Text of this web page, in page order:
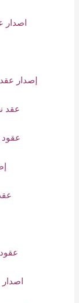
اصدار
إصدار
عقد